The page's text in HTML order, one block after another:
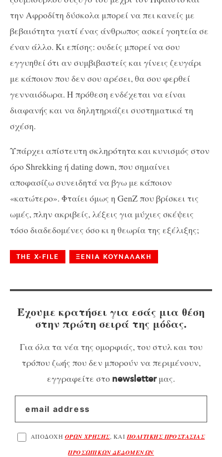
την Αφροδίτη δύσκολα μπορεί να πει κανείς με
βεβαιότητα γιατί ένας άνθρωπος ασκεί γοητεία σε
έναν άλλο. Κι επίσης: ουδείς μπορεί να σου
εγγυηθεί ότι αν συμβιβαστείς και γίνεις ζευγάρι
με κάποιον που δεν σου αρέσει, θα σου φερθεί
γενναιόδωρα. Η πρόθεση ενδέχεται να είναι
διαφανής και να δηλητηριάζει συστηματικά τη
σχέση.
Υπάρχει απίστευτη σκληρότητα και κυνισμός στον
όρο Shrekking ή dating down, που σημαίνει
αποφασίζω συνειδητά να βγω με κάποιον
«κατώτερο». Φταίει όμως η GenZ που βρίσκει τις
ωμές, πλην ακριβείς, λέξεις για μύχιες σκέψεις
τόσο διαδεδομένες όσο κι η θεωρία της εξέλιξης;
THE X-FILE ΞΕΝΙΑ ΚΟΥΝΑΛΑΚΗ
Έχουμε κρατήσει για εσάς μια θέση
στην πρώτη σειρά της μόδας.
Για όλα τα νέα της ομορφιάς, του στυλ και του
τρόπου ζωής που δεν μπορούν να περιμένουν,
εγγραφείτε στο newsletterμας.
ΑΠΟΔΟΧΗ ΟΡΩΝ ΧΡΗΣΗΣ, ΚΑΙ ΠΟΛΙΤΙΚΗΣ ΠΡΟΣΤΑΣΙΑΣ
ΠΡΟΣΩΠΙΚΩΝ ΔΕΔΟΜΕΝΩΝ